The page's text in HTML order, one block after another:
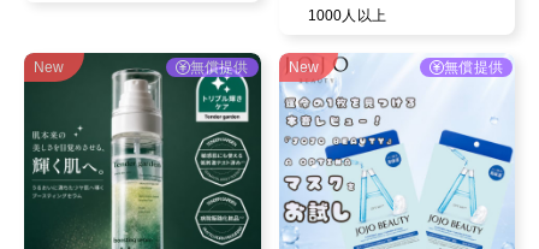
ピア】@EPSOPIA
1000人以上
New 無償提供 New 無償提供